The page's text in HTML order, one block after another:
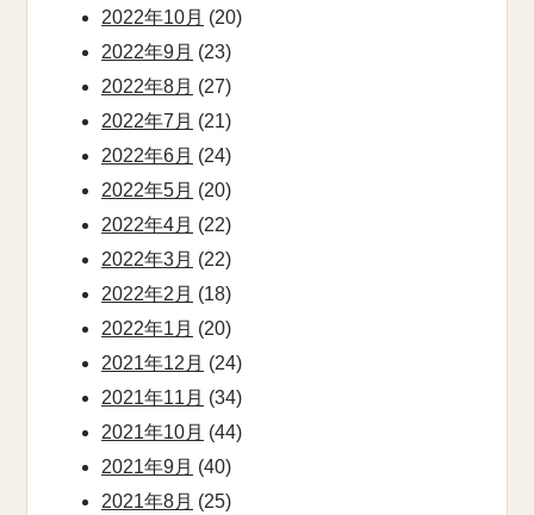
2022年10月 (20)
2022年9月 (23)
2022年8月 (27)
2022年7月 (21)
2022年6月 (24)
2022年5月 (20)
2022年4月 (22)
2022年3月 (22)
2022年2月 (18)
2022年1月 (20)
2021年12月 (24)
2021年11月 (34)
2021年10月 (44)
2021年9月 (40)
2021年8月 (25)